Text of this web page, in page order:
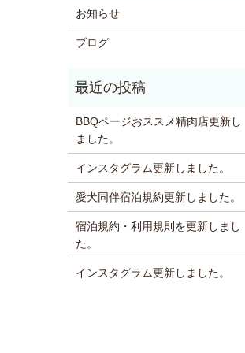
お知らせ
ブログ
BBQページおススメ精肉店更新し
ました。
インスタグラム更新しました。
愛犬同伴宿泊規約更新しました。
宿泊規約・利用規則を更新しまし
た。
インスタグラム更新しました。